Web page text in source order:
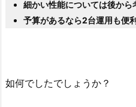
細かい性能については後から
予算があるなら2台運用も便
如何でしたでしょうか？